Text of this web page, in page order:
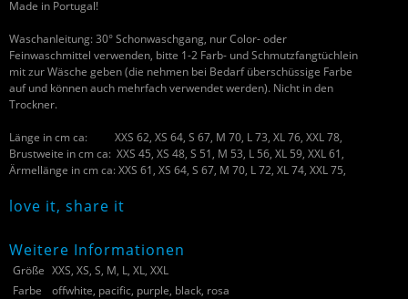
Made in Portugal!
Waschanleitung: 30° Schonwaschgang, nur Color- oder
Feinwaschmittel verwenden, bitte 1-2 Farb- und Schmutzfangtüchlein
mit zur Wäsche geben (die nehmen bei Bedarf überschüssige Farbe
auf und können auch mehrfach verwendet werden). Nicht in den
Trockner.
Länge in cm ca: XXS 62, XS 64, S 67, M 70, L 73, XL 76, XXL 78,
Brustweite in cm ca: XXS 45, XS 48, S 51, M 53, L 56, XL 59, XXL 61,
Ärmellänge in cm ca: XXS 61, XS 64, S 67, M 70, L 72, XL 74, XXL 75,
love it, share it
Weitere Informationen
Größe XXS, XS, S, M, L, XL, XXL
Farbe
offwhite, pacific, purple, black, rosa